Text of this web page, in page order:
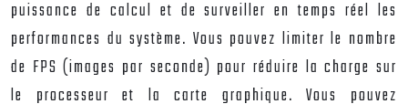
puissance de calcul et de surveiller en temps réel les
performances du système. Vous pouvez limiter le nombre
de FPS (images par seconde) pour réduire la charge sur
le processeur et la carte graphique. Vous pouvez